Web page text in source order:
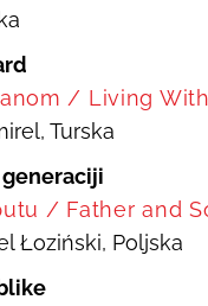
/ Living
Turska
/ Father and
Łoziński, Poljska